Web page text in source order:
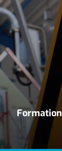
Formation